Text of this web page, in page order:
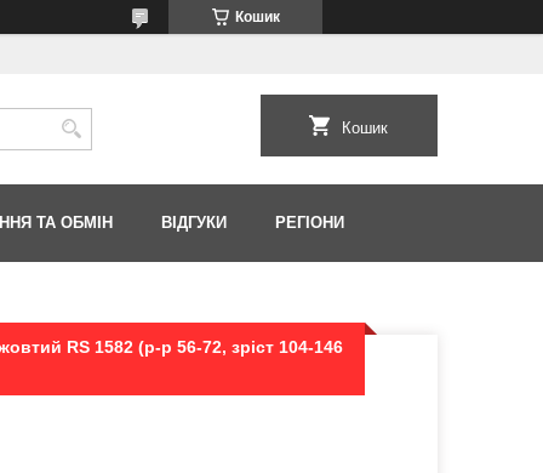
Кошик
Кошик
ТА ОБМІН ВІДГУКИ РЕГІОНИ
RS 1582 (р-р 56-72, зріст 104-146